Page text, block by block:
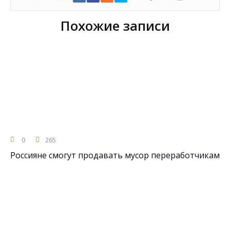
Похожие записи
0 265
Россияне смогут продавать мусор переработчикам